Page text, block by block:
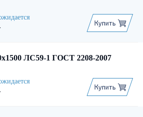
Купить
ЛС59-1 ГОСТ 2208-2007
Купить